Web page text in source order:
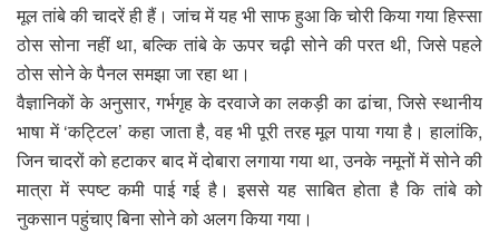
मूल तांबे की चादरें ही हैं। जांच में यह भी साफ हुआ कि चोरी किया गया हिस्सा
ठोस सोना नहीं था, बल्कि तांबे के ऊपर चढ़ी सोने की परत थी, जिसे पहले
ठोस सोने के पैनल समझा जा रहा था।
वैज्ञानिकों के अनुसार, गर्भगृह के दरवाजे का लकड़ी का ढांचा, जिसे स्थानीय
भाषा में ‘कट्टिल’ कहा जाता है, वह भी पूरी तरह मूल पाया गया है। हालांकि,
जिन चादरों को हटाकर बाद में दोबारा लगाया गया था, उनके नमूनों में सोने की
मात्रा में स्पष्ट कमी पाई गई है। इससे यह साबित होता है कि तांबे को
नुकसान पहुंचाए बिना सोने को अलग किया गया।